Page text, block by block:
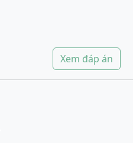
Xem đáp án